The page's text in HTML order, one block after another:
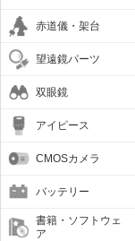
赤道儀・架台
望遠鏡パーツ
双眼鏡
アイピース
CMOSカメラ
バッテリー
書籍・ソフトウェ
ア